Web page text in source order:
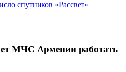
спутников «Рассвет»
МЧС Армении работать